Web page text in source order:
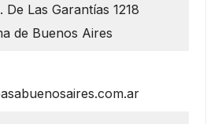
De Las Garantías 1218
de Buenos Aires